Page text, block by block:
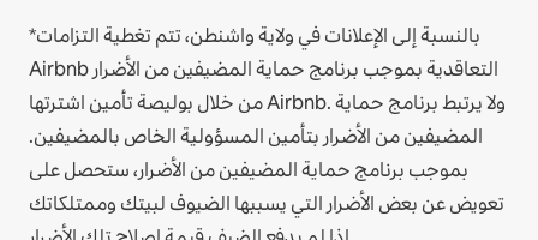
*بالنسبة إلى الإعلانات في ولاية واشنطن، تتم تغطية التزامات
Airbnb التعاقدية بموجب برنامج حماية المضيفين من الأضرار
من خلال بوليصة تأمين اشترتها Airbnb. ولا يرتبط برنامج حماية
المضيفين من الأضرار بتأمين المسؤولية الخاص بالمضيفين.
بموجب برنامج حماية المضيفين من الأضرار، ستحصل على
تعويض عن بعض الأضرار التي يسببها الضيوف لبيتك وممتلكاتك